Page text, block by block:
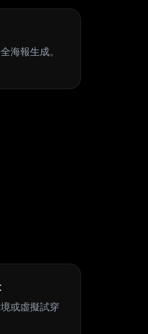
海報生成。
或虛擬試穿